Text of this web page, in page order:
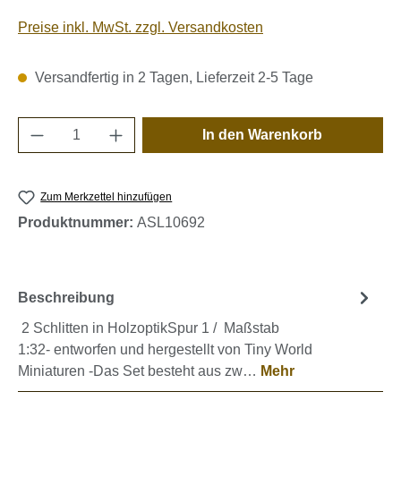
Preise inkl. MwSt. zzgl. Versandkosten
Versandfertig in 2 Tagen, Lieferzeit 2-5 Tage
Produkt Anzahl: Gib den gewünschten
In den Warenkorb
Zum Merkzettel hinzufügen
Produktnummer: ASL10692
Beschreibung
2 Schlitten in HolzoptikSpur 1 / Maßstab
1:32- entworfen und hergestellt von Tiny World
Miniaturen -Das Set besteht aus zw… Mehr